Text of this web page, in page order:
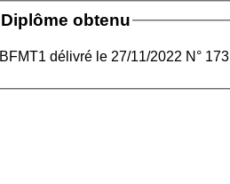
Diplôme obtenu
BFMT1 délivré le 27/11/2022 N° 173